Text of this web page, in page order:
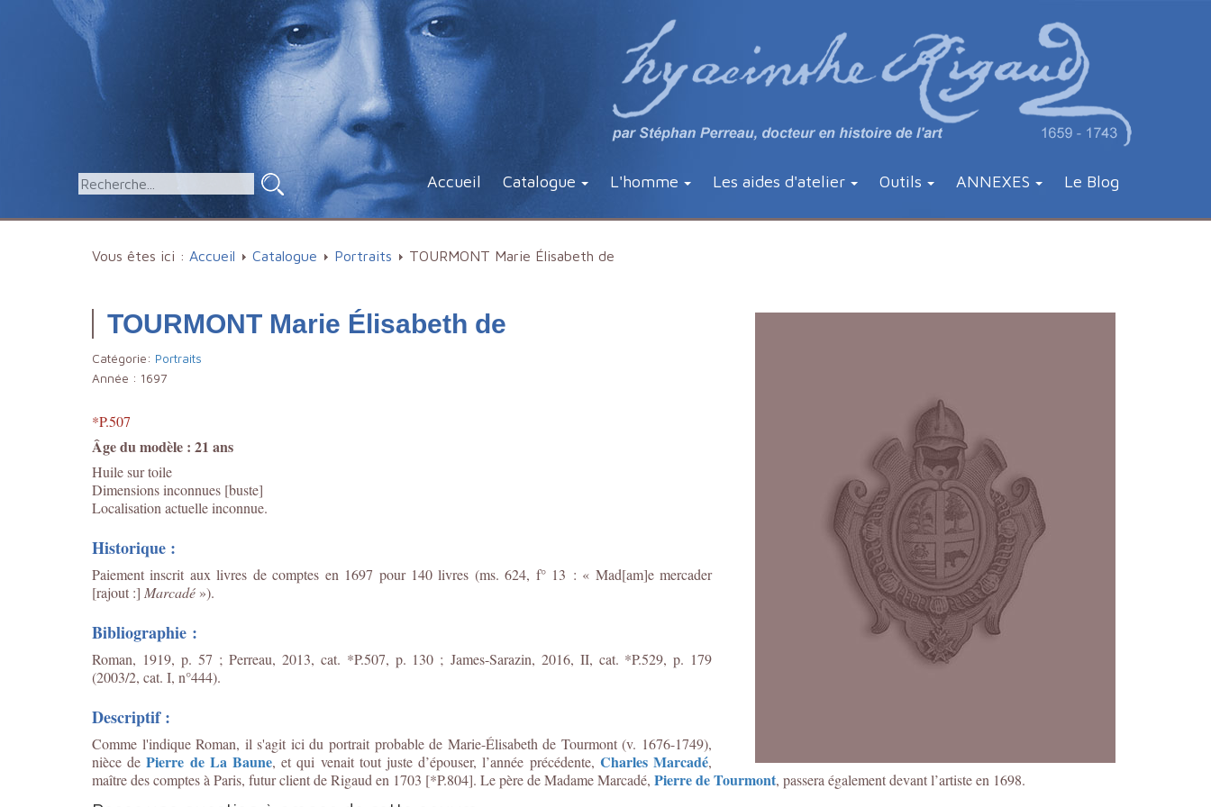
Accueil Catalogue L'homme Les aides d'atelier Outils ANNEXES Le Blog
Vous êtes ici : Accueil Catalogue Portraits TOURMONT Marie Élisabeth de
TOURMONT Marie Élisabeth de
Catégorie: Portraits
Année : 1697
*P.507
Âge du modèle : 21 ans
Huile sur toile
Dimensions inconnues [buste]
Localisation actuelle inconnue.
Historique :
Paiement inscrit aux livres de comptes en 1697 pour 140 livres (ms. 624, f° 13 : « Mad[am]emercader
[rajout :] Marcadé »).
Bibliographie :
Roman, 1919, p. 57 ; Perreau, 2013, cat. *P.507, p. 130 ; James-Sarazin, 2016, II, cat. *P.529, p. 179
(2003/2, cat. I, n°444).
Descriptif :
Comme l'indique Roman, il s'agit ici du portrait probable de Marie-Élisabeth de Tourmont (v. 1676-1749),
nièce dePierre de La Baune, et qui venait tout juste d’épouser, l’année précédente, Charles Marcadé,
maître des comptes à Paris, futur client de Rigaud en 1703 [*P.804]. Le père de Madame Marcadé, Pierre de Tourmont, passera également devant l’artiste en 1698.